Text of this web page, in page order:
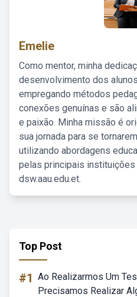
Emelie
Como mentor, minha
desenvolvimento dos
empregando métodos
conexões genuínas e são
e paixão. Minha missão é
sua jornada para se
utilizando abordagens
pelas principais instituições
dsw.aau.edu.et.
Top Post
#1 Ao Realizarmos Um
Precisamos Realizar